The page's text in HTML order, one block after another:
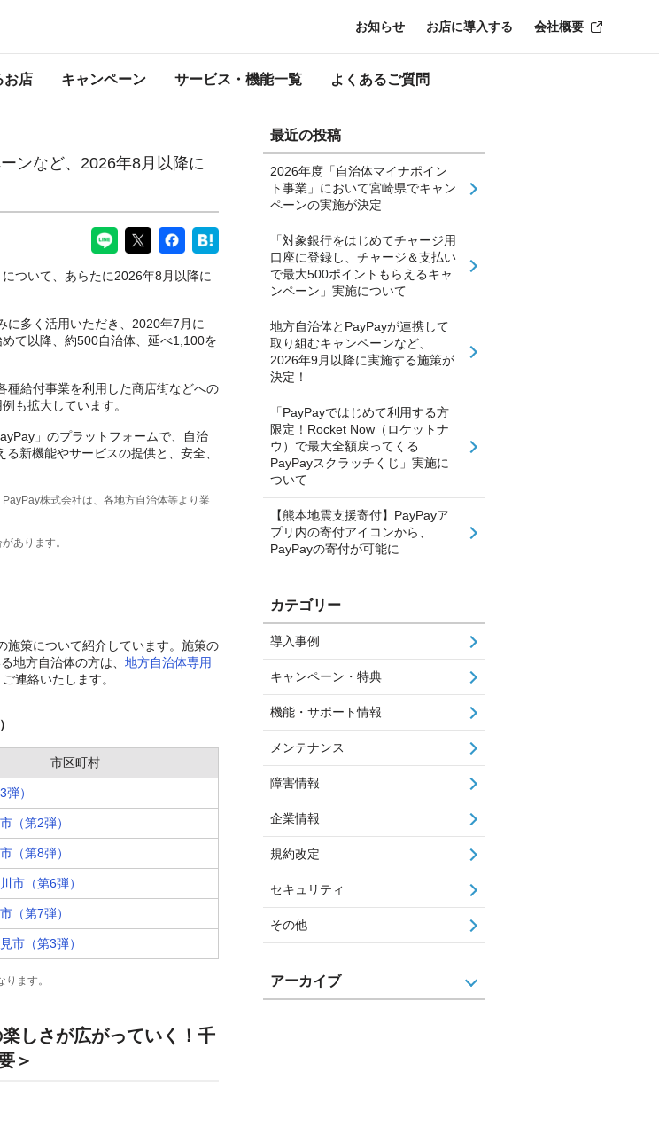
お店 キャンペーン サービス・機能一覧 よくあるご質問
お知らせ お店に導入する 会社概要
からのお知らせ
ンなど、2026年8月以降に
ついて、あらたに2026年8月以降に
に多く活用いただき、2020年7月に
て以降、約500自治体、延べ1,100を
種給付事業を利用した商店街などへの
も拡大しています。
」のプラットフォームで、自治
新機能やサービスの提供と、安全、
株式会社は、各地方自治体等より業
あります。
施策について紹介しています。施策の
地方自治体の方は、 地方自治体専用
連絡いたします。
市区町村
）
（第2弾）
（第8弾）
市（第6弾）
（第7弾）
市（第3弾）
ます。
しさが広がっていく！千
＞
最近の投稿
2026年度「自治体マイナポイン
ト事業」において宮崎県でキャン
ペーンの実施が決定
「対象銀行をはじめてチャージ用
口座に登録し、チャージ＆支払い
で最大500ポイントもらえるキャ
ンペーン」実施について
地方自治体とPayPayが連携して
取り組むキャンペーンなど、
2026年9月以降に実施する施策が
決定！
「PayPayではじめて利用する方
限定！Rocket Now（ロケットナ
ウ）で最大全額戻ってくる
PayPayスクラッチくじ」実施に
ついて
【熊本地震支援寄付】PayPayア
プリ内の寄付アイコンから、
PayPayの寄付が可能に
カテゴリー
導入事例
キャンペーン・特典
機能・サポート情報
メンテナンス
障害情報
企業情報
規約改定
セキュリティ
その他
アーカイブ